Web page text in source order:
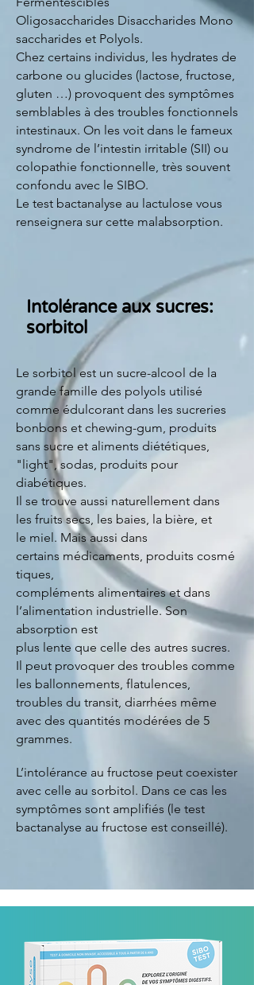
Oligosaccharides Disaccharides Mono
saccharides et Polyols.
Chez certains individus, les hydrates de
carbone ou glucides (lactose, fructose,
gluten …) provoquent des symptômes
semblables à des troubles fonctionnels
intestinaux. On les voit dans le fameux
syndrome de l’intestin irritable (SII) ou
colopathie fonctionnelle, très souvent
confondu avec le SIBO.
Le test bactanalyse au lactulose vous
renseignera sur cette malabsorption.
Intolérance aux sucres:
sorbitol
Le sorbitol est un sucre-alcool de la
grande famille des polyols utilisé
comme édulcorant dans les sucreries
bonbons et chewing-gum, produits
sans sucre et aliments diététiques,
"light", sodas, produits pour
diabétiques.
Il se trouve aussi naturellement dans
les fruits secs, les baies, la bière, et
le miel. Mais aussi dans
certains médicaments, produits cosmé
tiques,
compléments alimentaires et dans
l’alimentation industrielle. Son
absorption est
plus lente que celle des autres sucres.
Il peut provoquer des troubles comme
les ballonnements, flatulences,
troubles du transit, diarrhées même
avec des quantités modérées de 5
grammes.
L’intolérance au fructose peut coexister
avec celle au sorbitol. Dans ce cas les
symptômes sont amplifiés (le test
bactanalyse au fructose est conseillé).